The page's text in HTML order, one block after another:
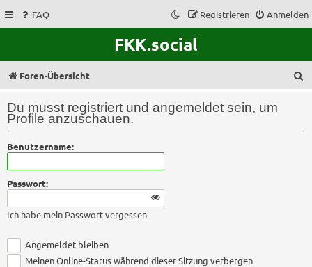
FAQ Anmelden
Registrieren
FKK.social
Foren-Übersicht
h
Du musst registriert und angemeldet sein, um
Profile anzuschauen.
Benutzername:
Passwort:
Ich habe mein Passwort vergessen
Angemeldet bleiben
Meinen Online-Status während dieser Sitzung verbergen